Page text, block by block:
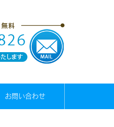
お問い合わせ